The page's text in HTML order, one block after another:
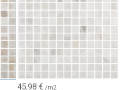
superfici curve
contemporanea e pulita
45,98 € /m2